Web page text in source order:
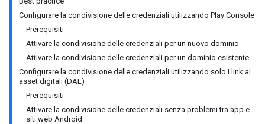
Configurare la condivisione delle credenziali utilizzando Play Console
Prerequisiti
Attivare la condivisione delle credenziali per un nuovo dominio
Attivare la condivisione delle credenziali per un dominio esistente
Configurare la condivisione delle credenziali utilizzando solo i link ai
asset digitali (DAL)
Prerequisiti
Attivare la condivisione delle credenziali senza problemi tra app e
siti web Android